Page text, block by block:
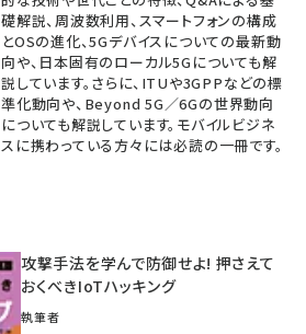
礎解説、周波数利用、スマートフォンの構成
とOSの進化、5Gデバイスについての最新動
向や、日本固有のローカル5Gについても解
説しています。さらに、ITUや3GPPなどの標
準化動向や、Beyond 5G／6Gの世界動向
についても解説しています。モバイルビジネ
スに携わっている方々には必読の一冊です。
攻撃手法を学んで防御せよ! 押さえて
おくべきIoTハッキング
執筆者